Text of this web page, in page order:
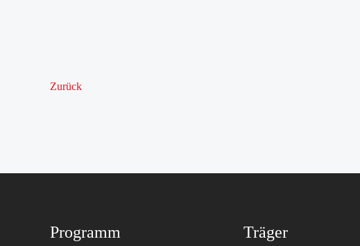
Zurück
Programm Träger